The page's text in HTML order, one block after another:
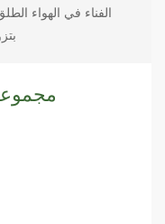
الفناء في الهواء